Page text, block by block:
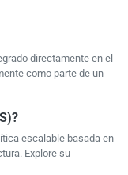
directamente en el
como parte de un
escalable basada en
Explore su